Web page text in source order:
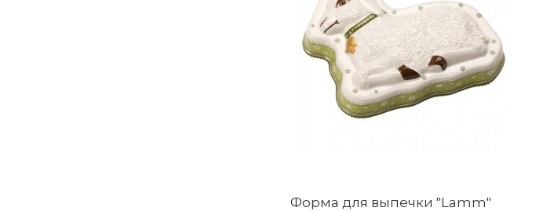
Форма для выпечки "Lamm"